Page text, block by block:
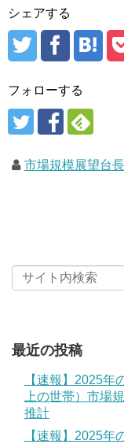
シェアする
フォローする
市場規模展望台長
最近の投稿
【速報】2025年
上の世帯）市場
推計
【速報】2025年